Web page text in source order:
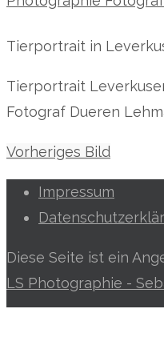
Tierportrait in
Tierportrait
Fotograf Dueren
Vorheriges Bild
Impressum
Diese Seite ist ein
LS Photographie -